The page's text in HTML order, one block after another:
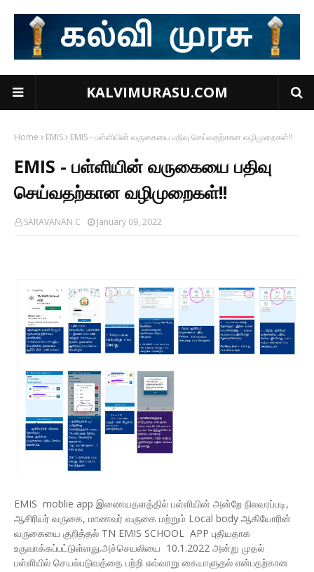
KALVIMURASU.COM
Home EMIS EMIS - பள்ளியின் வருகையை பதிவு செய்வதற்கான வழிமுறைகள்!!
EMIS - பள்ளியின் வருகையை பதிவு
செய்வதற்கான வழிமுறைகள்!!
SARAVANAN.C January 09, 2022
EMIS moblie app இணையதளத்தில் பள்ளியின் அன்றே நிலவரப்படி,
ஆசிரியர் வருகை, மாணவர் வருகை மற்றும் Local body ஆகியோரின்
வருகையை குறித்தல் TN EMIS SCHOOL APP புதியதாக
உருவாக்கப்பட்டுள்ளது.அச்செயலியை 10.1.2022 அன்று முதல்
பள்ளியில் செயல்படுவத்தை பற்றி எவ்வாறு கையாளுதல் என்பதற்கான